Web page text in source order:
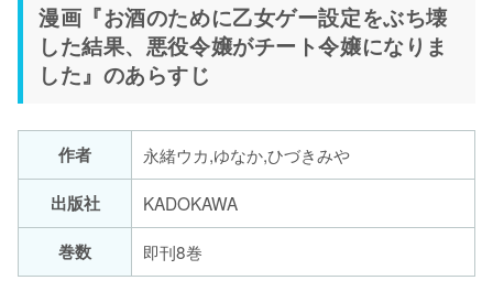
漫画『お酒のために乙女ゲー設定をぶち壊
した結果、悪役令嬢がチート令嬢になりま
した』のあらすじ
作者
永緒ウカ,ゆなか,ひづきみや
出版社
KADOKAWA
巻数
即刊8巻